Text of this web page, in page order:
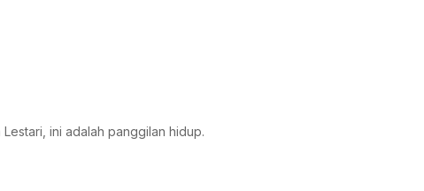
ini adalah panggilan hidup.